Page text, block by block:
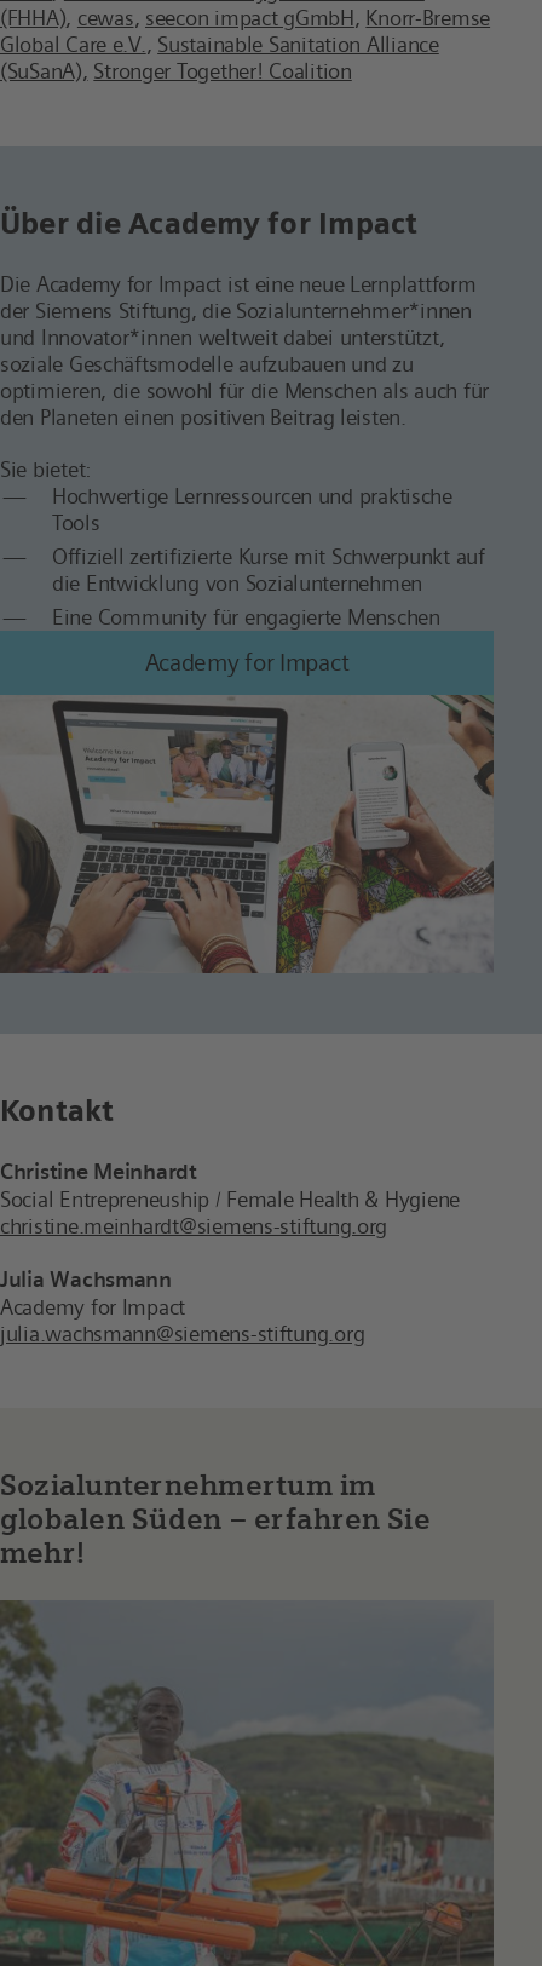
(FHHA), cewas, seecon impact gGmbH , Knorr-Bremse
Global Care e.V., Sustainable Sanitation Alliance
(SuSanA), Stronger Together! Coalition
Über die Academy for Impact
Die Academy for Impact ist eine neue Lernplattform
der Siemens Stiftung, die Sozialunternehmer*innen
und Innovator*innen weltweit dabei unterstützt,
soziale Geschäftsmodelle aufzubauen und zu
optimieren, die sowohl für die Menschen als auch für
den Planeten einen positiven Beitrag leisten.
Sie bietet:
Hochwertige Lernressourcen und praktische
Tools
Offiziell zertifizierte Kurse mit Schwerpunkt auf
die Entwicklung von Sozialunternehmen
Eine Community für engagierte Menschen
Academy for Impact
Kontakt
Christine Meinhardt
Social Entrepreneuship / Female Health & Hygiene
christine.meinhardt@siemens-stiftung.org
Julia Wachsmann
Academy for Impact
julia.wachsmann@siemens-stiftung.org
Sozialunternehmertum im
globalen Süden – erfahren Sie
mehr!